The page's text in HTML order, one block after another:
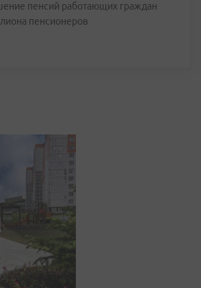
пенсий работающих граждан
пенсионеров